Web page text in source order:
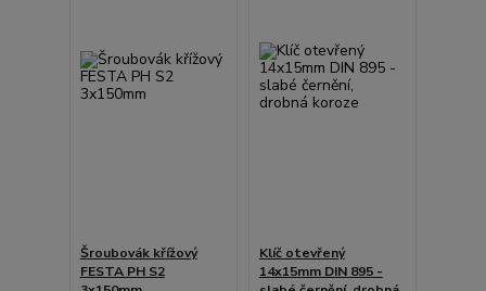
Šroubovák křížový
FESTA PH S2
Klíč otevřený
14x15mm DIN 895 -